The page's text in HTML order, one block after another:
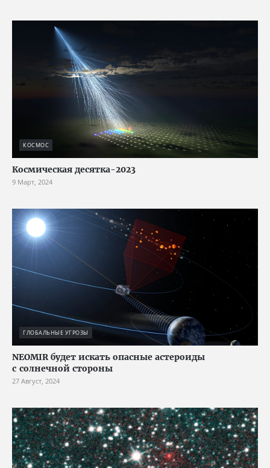
КОСМОС
Космическая десятка-2023
9 Март, 2024
ГЛОБАЛЬНЫЕ УГРОЗЫ
NEOMIR будет искать опасные астероиды
с солнечной стороны
27 Август, 2024